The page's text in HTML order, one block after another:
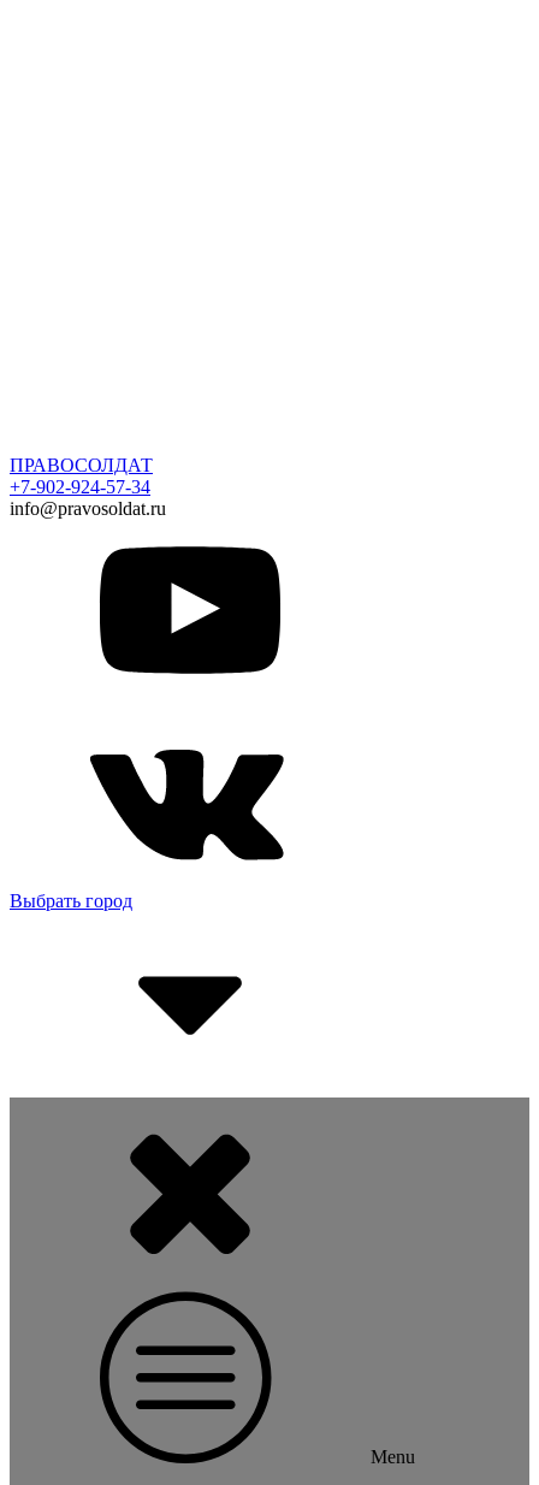
ПРАВОСОЛДАТ
+7-902-924-57-34
info@pravosoldat.ru
Выбрать город
Menu